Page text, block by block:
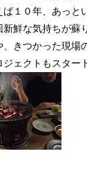
ば１０年、あっと
鮮な気持ちが蘇
きつかった現場
ジェクトもスター